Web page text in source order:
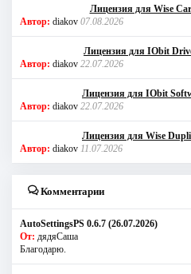
Лицензия для Wise
Автор: diakov 07.08.2026
Лицензия для IObit
Автор: diakov 22.07.2026
Лицензия для IObit
Автор: diakov 22.07.2026
Лицензия для Wise
Автор: diakov 11.07.2026
Комментарии
AutoSettingsPS 0.6.7 (26.07.2026)
От: дядяСаша
Благодарю.